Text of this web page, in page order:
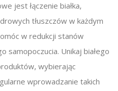
jest łączenie białka,
tłuszczów w każdym
w redukcji stanów
samopoczucia. Unikaj białego
wybierając
wprowadzanie takich